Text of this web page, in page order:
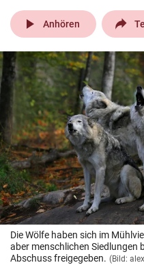
pin_drop
Wien
bookmark
search
Suchbegriff
eingeben
© Krone Multimedia GmbH
Muthgasse 2, 1190 Wien
play_arrow Anhören
Die Wölfe haben sich im
aber menschlichen Siedlungen
Abschuss freigegeben. (Bild: